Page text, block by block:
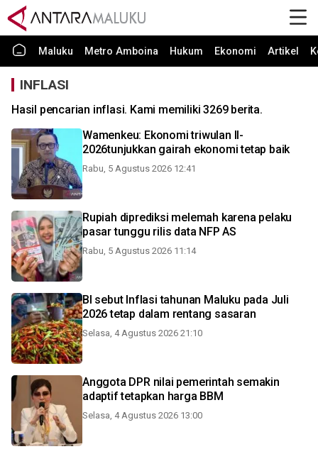
Maluku Metro Amboina Hukum Ekonomi Artikel
INFLASI
Hasil pencarian inflasi. Kami memiliki 3269 berita.
Wamenkeu: Ekonomi triwulan II-
2026tunjukkan gairah ekonomi tetap baik
Rabu, 5 Agustus 2026 12:41
Rupiah diprediksi melemah karena pelaku
pasar tunggu rilis data NFP AS
Rabu, 5 Agustus 2026 11:14
BI sebut Inflasi tahunan Maluku pada Juli
2026 tetap dalam rentang sasaran
Selasa, 4 Agustus 2026 21:10
Anggota DPR nilai pemerintah semakin
adaptif tetapkan harga BBM
Selasa, 4 Agustus 2026 13:00